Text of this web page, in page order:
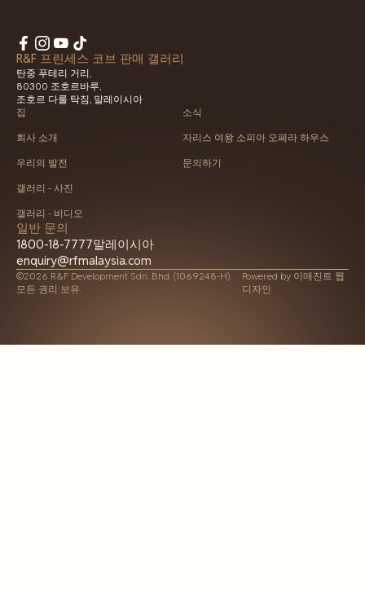
R&F 프린세스 코브 판매 갤러리
탄중 푸테리 거리,
80300 조호르바루,
조호르 다룰 탁짐, 말레이시아
집
회사 소개
우리의 발전
갤러리 - 사진
갤러리 - 비디오
소식
자리스 여왕 소피아 오페라 하우스
문의하기
일반 문의
1800-18-7777말레이시아
enquiry@rfmalaysia.com
©2026 R&F Development Sdn. Bhd. (1069248-H).
모든 권리 보유.
Powered by 이매진트 웹
디자인